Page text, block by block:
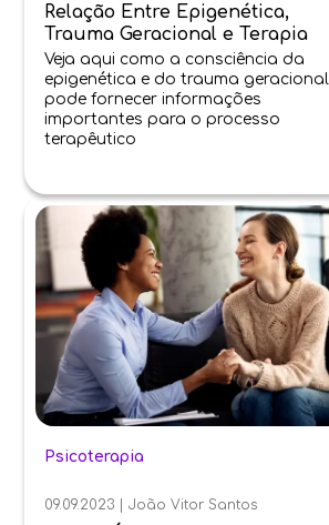
Relação Entre Epigenética,
Trauma Geracional e Terapia
Veja aqui como a consciência da
epigenética e do trauma geracional
pode fornecer informações
importantes para o processo
terapêutico
Psicoterapia
09.09.2023 |João Vitor Santos